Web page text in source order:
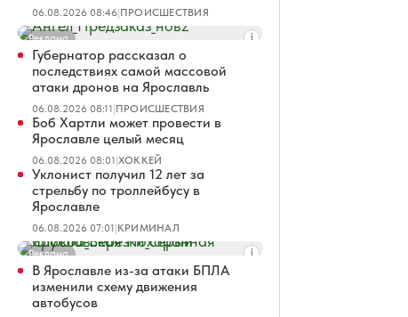
06.08.2026 08:46|ПРОИСШЕСТВИЯ
Реклама
Губернатор рассказал о
последствиях самой массовой
атаки дронов на Ярославль
06.08.2026 08:11|ПРОИСШЕСТВИЯ
Боб Хартли может провести в
Ярославле целый месяц
06.08.2026 08:01|ХОККЕЙ
Уклонист получил 12 лет за
стрельбу по троллейбусу в
Ярославле
06.08.2026 07:01|КРИМИНАЛ
Реклама
В Ярославле из-за атаки БПЛА
изменили схему движения
автобусов